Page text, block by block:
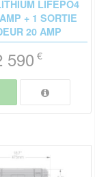
LIFEPO4
+ 1 SORTIE
20 AMP
590 €